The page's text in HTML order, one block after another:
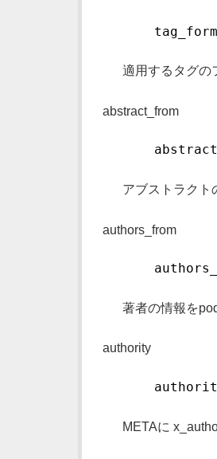
適用するタグの
abstract_from
アブストラクト
authors_from
著者の情報を
authority
METAに